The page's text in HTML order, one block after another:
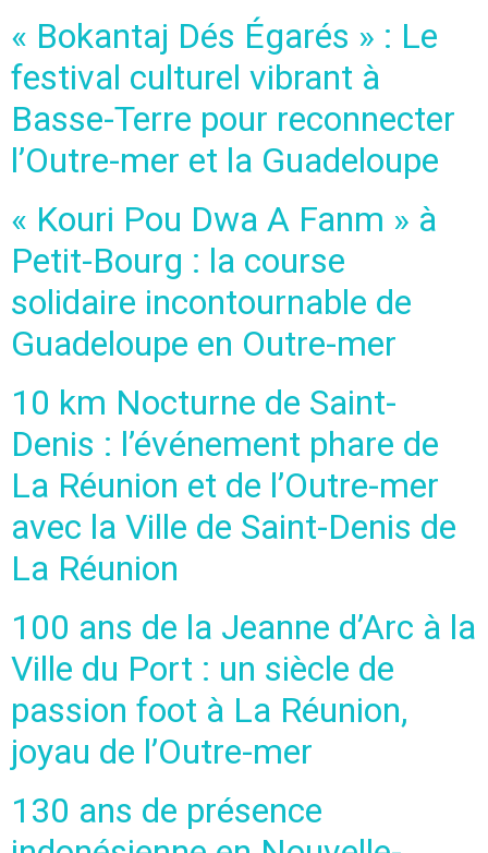
« Bokantaj Dés Égarés » : Le
festival culturel vibrant à
Basse-Terre pour reconnecter
l’Outre-mer et la Guadeloupe
« Kouri Pou Dwa A Fanm » à
Petit-Bourg : la course
solidaire incontournable de
Guadeloupe en Outre-mer
10 km Nocturne de Saint-
Denis : l’événement phare de
La Réunion et de l’Outre-mer
avec la Ville de Saint-Denis de
La Réunion
100 ans de la Jeanne d’Arc à la
Ville du Port : un siècle de
passion foot à La Réunion,
joyau de l’Outre-mer
130 ans de présence